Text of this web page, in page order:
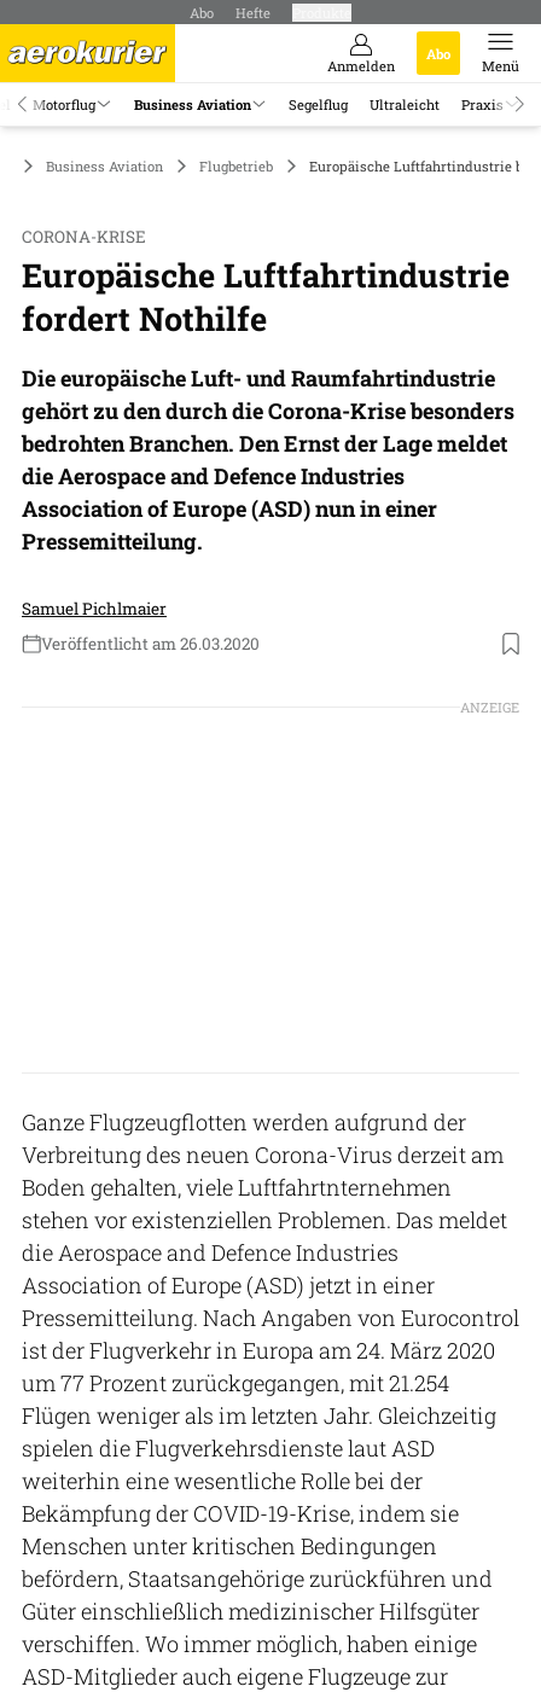
Abo Hefte
Anmelden
Abo
Menü
Motorflug Business Aviation Segelflug Ultraleicht Praxis
Business Aviation Flugbetrieb Europäische Luftfahrtindustrie
CORONA-KRISE
Europäische Luftfahrtindustrie
fordert Nothilfe
Die europäische Luft- und Raumfahrtindustrie
gehört zu den durch die Corona-Krise besonders
bedrohten Branchen. Den Ernst der Lage meldet
die Aerospace and Defence Industries
Association of Europe (ASD) nun in einer
Pressemitteilung.
Samuel Pichlmaier
Veröffentlicht am 26.03.2020
Foto: Aero-Dienst, Tilman Weishart
ANZEIGE
Ganze Flugzeugflotten werden aufgrund der
Verbreitung des neuen Corona-Virus derzeit am
Boden gehalten, viele Luftfahrtnternehmen
stehen vor existenziellen Problemen. Das meldet
die Aerospace and Defence Industries
Association of Europe (ASD) jetzt in einer
Pressemitteilung. Nach Angaben von Eurocontrol
ist der Flugverkehr in Europa am 24. März 2020
um 77 Prozent zurückgegangen, mit 21.254
Flügen weniger als im letzten Jahr. Gleichzeitig
spielen die Flugverkehrsdienste laut ASD
weiterhin eine wesentliche Rolle bei der
Bekämpfung der COVID-19-Krise, indem sie
Menschen unter kritischen Bedingungen
befördern, Staatsangehörige zurückführen und
Güter einschließlich medizinischer Hilfsgüter
verschiffen. Wo immer möglich, haben einige
ASD-Mitglieder auch eigene Flugzeuge zur